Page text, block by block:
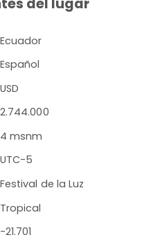
Ecuador
Español
USD
2.744.000
4 msnm
UTC-5
Festival de la Luz
Tropical
-21.701